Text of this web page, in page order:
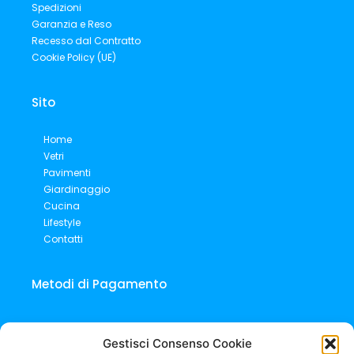
Gestisci Consenso Cookie
Spedizioni
Garanzia e Reso
Recesso dal Contratto
Cookie Policy (UE)
Sito
Home
Vetri
Pavimenti
Giardinaggio
Cucina
Lifestyle
Contatti
Metodi di Pagamento